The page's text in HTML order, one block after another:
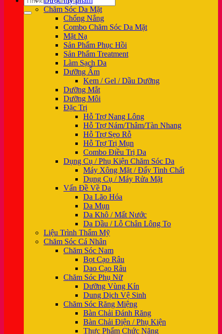
kiếm: Chăm Sóc Da Mặt
Chống Nắng
Combo Chăm Sóc Da Mặt
Mặt Nạ
Sản Phẩm Phục Hồi
Sản Phẩm Treatment
Làm Sạch Da
Dưỡng Ẩm
Kem / Gel / Dầu Dưỡng
Dưỡng Mắt
Dưỡng Môi
Đặc Trị
Hỗ Trợ Nang Lông
Hỗ Trợ Nám/Thâm/Tàn Nhang
Hỗ Trợ Sẹo Rỗ
Hỗ Trợ Trị Mụn
Combo Điều Trị Da
Dụng Cụ / Phụ Kiện Chăm Sóc Da
Máy Xông Mặt / Đẩy Tinh Chất
Dụng Cụ / Máy Rửa Mặt
Vấn Đề Về Da
Da Lão Hóa
Da Mụn
Da Khô / Mất Nước
Da Dầu / Lỗ Chân Lông To
Liệu Trình Thẩm Mỹ
Chăm Sóc Cá Nhân
Chăm Sóc Nam
Bọt Cạo Râu
Dao Cạo Râu
Chăm Sóc Phụ Nữ
Dưỡng Vùng Kín
Dung Dịch Vệ Sinh
Chăm Sóc Răng Miệng
Bàn Chải Đánh Răng
Bàn Chải Điện / Phụ Kiện
Thực Phẩm Chức Năng